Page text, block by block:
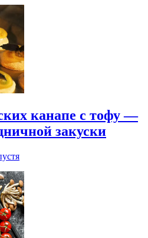
канапе с тофу —
закуски